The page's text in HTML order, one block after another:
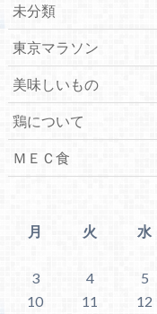
未分類
東京マラソン
美味しいもの
鶏について
ＭＥＣ食
月
火 水
3
4 5
10
11 12